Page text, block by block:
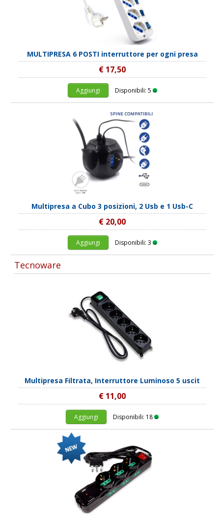
MULTIPRESA 6 POSTI interruttore per ogni presa
€ 17,50
Aggiungi Disponibili: 5
Multipresa a Cubo 3 posizioni, 2 Usb e 1 Usb-C
€ 20,00
Aggiungi Disponibili: 3
Tecnoware
Multipresa Filtrata, Interruttore Luminoso 5 uscit
€ 11,00
Aggiungi Disponibili: 18